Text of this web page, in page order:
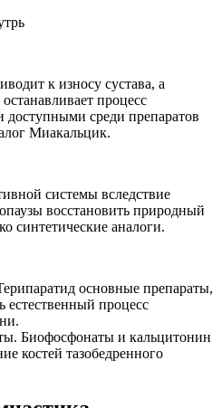
к износу сустава, а
процесс
среди препаратов
Миакальцик.
системы вследствие
восстановить природный
синтетические аналоги.
основные препараты,
естественный процесс
Биофосфонаты и кальцитонин
костей тазобедренного